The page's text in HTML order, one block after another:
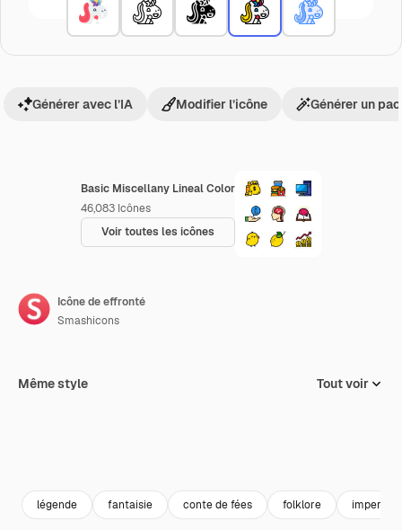
Basic Miscellany Lineal Color
46,083 Icônes
Voir toutes les icônes
Générer avec l’IA Modifier l’icône Générer un
Icône de effronté
Smashicons
Même style Tout voir
légende fantaisie conte de fées folklore